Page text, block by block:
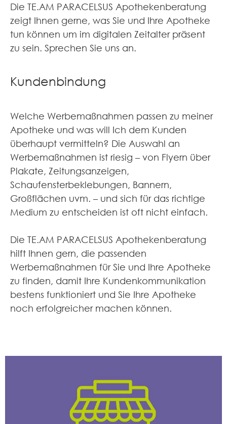
Die TE.AM PARACELSUS Apothekenberatung
zeigt Ihnen gerne, was Sie und Ihre Apotheke
tun können um im digitalen Zeitalter präsent
zu sein. Sprechen Sie uns an.
Kundenbindung
Welche Werbemaßnahmen passen zu meiner
Apotheke und was will Ich dem Kunden
überhaupt vermitteln? Die Auswahl an
Werbemaßnahmen ist riesig – von Flyern über
Plakate, Zeitungsanzeigen,
Schaufensterbeklebungen, Bannern,
Großflächen uvm. – und sich für das richtige
Medium zu entscheiden ist oft nicht einfach.
Die TE.AM PARACELSUS Apothekenberatung
hilft Ihnen gern, die passenden
Werbemaßnahmen für Sie und Ihre Apotheke
zu finden, damit Ihre Kundenkommunikation
bestens funktioniert und Sie Ihre Apotheke
noch erfolgreicher machen können.